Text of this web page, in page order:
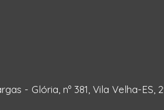
- Glória, nº 381, Vila Velha-ES,